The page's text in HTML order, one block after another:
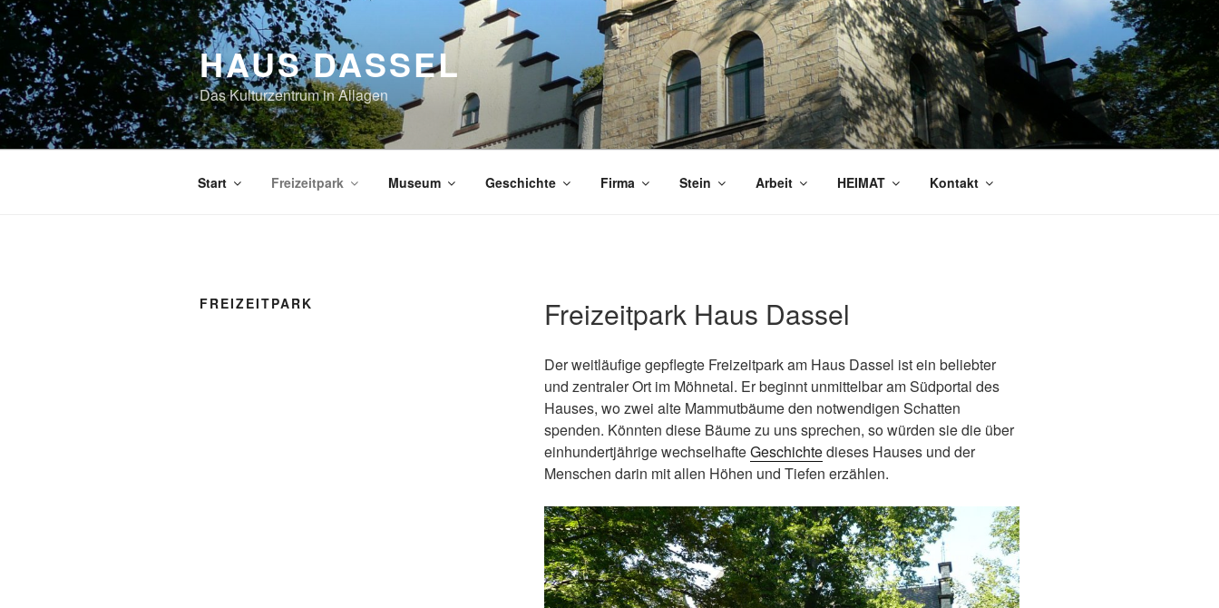
Zum
Inhalt
springen
HAUS DASSEL
Das Kulturzentrum in Allagen
Start Freizeitpark Museum Geschichte Firma Stein Arbeit HEIMAT Kontakt
FREIZEITPARK Freizeitpark Haus Dassel
Der weitläufige gepflegte Freizeitpark am Haus Dassel ist ein beliebter
und zentraler Ort im Möhnetal. Er beginnt unmittelbar am Südportal des
Hauses, wo zwei alte Mammutbäume den notwendigen Schatten
spenden. Könnten diese Bäume zu uns sprechen, so würden sie die über
einhundertjährige wechselhafteGeschichtedieses Hauses und der
Menschen darin mit allen Höhen und Tiefen erzählen.